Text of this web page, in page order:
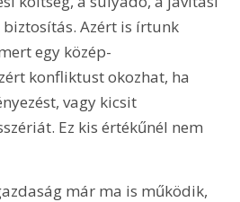
biztosítás. Azért is írtunk
egy közép-
konfliktust okozhat, ha
vagy kicsit
Ez kis értékűnél nem
már ma is működik,